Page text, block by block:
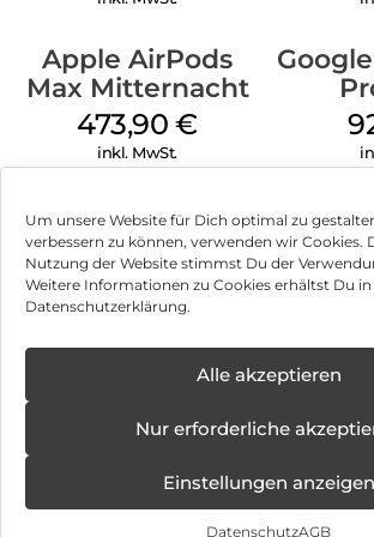
Um unsere Website für Dich optimal zu
verbessern zu können, verwenden wir Cookies.
Nutzung der Website stimmst Du der
Weitere Informationen zu Cookies erhältst Du
Datenschutzerklärung.
Alle akzeptieren
Nur erforderliche
Einstellungen anzeigen
DatenschutzAGB
Zwei Mikrofone arbeiten zusammen mit
gestützten Clear Voice Technology. So
jede Gesprächssituation gerüstet und
immer laut und deutlich rüber.
Sound Seal System:
hinteren Akustiköffnungen
sich mit den Wellen der vorderen
überlagern. Dadurch heben sich
die Schallwellen gegenseitig auf, was
Sound von den Ear (open) direkt ins Ohr
30 Stunden Wiedergabe/24 Stunden
10 Minuten Ladezeit für 2 Stunden
Überallhin mitnehmen:
Ultrakompakt:
Praktisch und portabel – nur 19 mm dünn.
Taschen, Beutel oder in der Hand.
Apple AirPods
Max Mitternacht
473,90€
inkl. MwSt.
Impressum
Hinweis zur Batterieentsorgung
Newsletter